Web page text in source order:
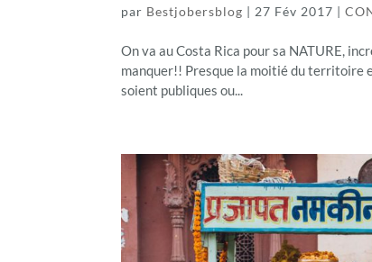
par Bestjobersblog | 27 Fév 2017 |
On va au Costa Rica pour sa NATURE,
manquer!! Presque la moitié du territoire
soient publiques ou...